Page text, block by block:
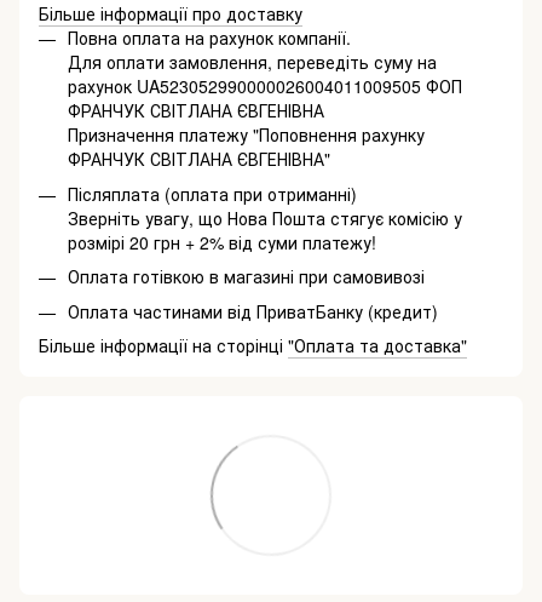
Більше інформації про доставку
Повна оплата на рахунок компанії.
Для оплати замовлення, переведіть суму на
рахунок UA523052990000026004011009505 ФОП
ФРАНЧУК СВІТЛАНА ЄВГЕНІВНА
Призначення платежу "Поповнення рахунку
ФРАНЧУК СВІТЛАНА ЄВГЕНІВНА"
Післяплата (оплата при отриманні)
Зверніть увагу, що Нова Пошта стягує комісію у
розмірі 20 грн + 2% від суми платежу!
Оплата готівкою в магазині при самовивозі
Оплата частинами від ПриватБанку (кредит)
Більше інформації на сторінці "Оплата та доставка"